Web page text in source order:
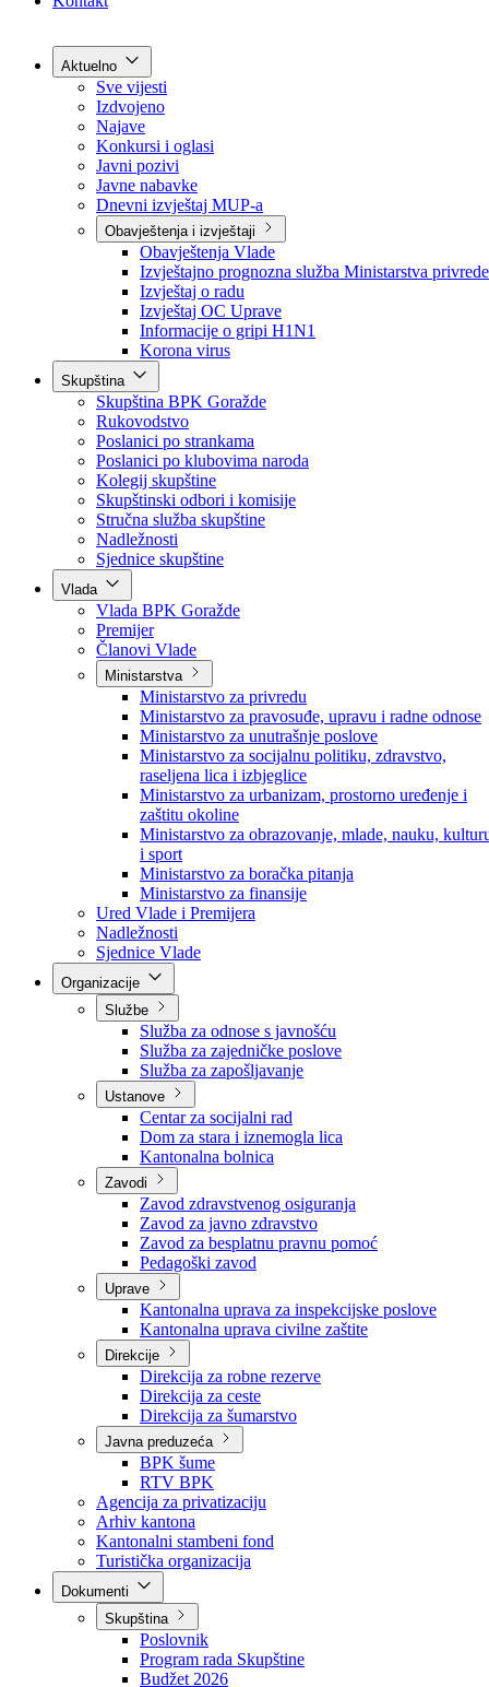
Kontakt
Aktuelno
Sve vijesti
Izdvojeno
Najave
Konkursi i oglasi
Javni pozivi
Javne nabavke
Dnevni izvještaj MUP-a
Obavještenja i izvještaji
Obavještenja Vlade
Izvještajno prognozna služba Ministarstva privrede
Izvještaj o radu
Izvještaj OC Uprave
Informacije o gripi H1N1
Korona virus
Skupština
Skupština BPK Goražde
Rukovodstvo
Poslanici po strankama
Poslanici po klubovima naroda
Kolegij skupštine
Skupštinski odbori i komisije
Stručna služba skupštine
Nadležnosti
Sjednice skupštine
Vlada
Vlada BPK Goražde
Premijer
Članovi Vlade
Ministarstva
Ministarstvo za privredu
Ministarstvo za pravosuđe, upravu i radne odnose
Ministarstvo za unutrašnje poslove
Ministarstvo za socijalnu politiku, zdravstvo,
raseljena lica i izbjeglice
Ministarstvo za urbanizam, prostorno uređenje i
zaštitu okoline
Ministarstvo za obrazovanje, mlade, nauku,
i sport
Ministarstvo za boračka pitanja
Ministarstvo za finansije
Ured Vlade i Premijera
Nadležnosti
Sjednice Vlade
Službe
Služba za odnose s javnošću
Služba za zajedničke poslove
Služba za zapošljavanje
Ustanove
Centar za socijalni rad
Dom za stara i iznemogla lica
Kantonalna bolnica
Zavodi
Zavod zdravstvenog osiguranja
Zavod za javno zdravstvo
Zavod za besplatnu pravnu pomoć
Pedagoški zavod
Uprave
Kantonalna uprava za inspekcijske poslove
Kantonalna uprava civilne zaštite
Direkcije
Direkcija za robne rezerve
Direkcija za ceste
Direkcija za šumarstvo
Javna preduzeća
BPK šume
RTV BPK
Agencija za privatizaciju
Arhiv kantona
Kantonalni stambeni fond
Turistička organizacija
Skupština